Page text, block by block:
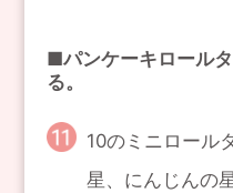
■パンケーキロール
る。
10のミニロール
星、にんじんの